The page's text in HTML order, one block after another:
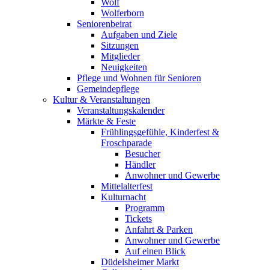
Wolf
Wolferborn
Seniorenbeirat
Aufgaben und Ziele
Sitzungen
Mitglieder
Neuigkeiten
Pflege und Wohnen für Senioren
Gemeindepflege
Kultur & Veranstaltungen
Veranstaltungskalender
Märkte & Feste
Frühlingsgefühle, Kinderfest &
Froschparade
Besucher
Händler
Anwohner und Gewerbe
Mittelalterfest
Kulturnacht
Programm
Tickets
Anfahrt & Parken
Anwohner und Gewerbe
Auf einen Blick
Düdelsheimer Markt